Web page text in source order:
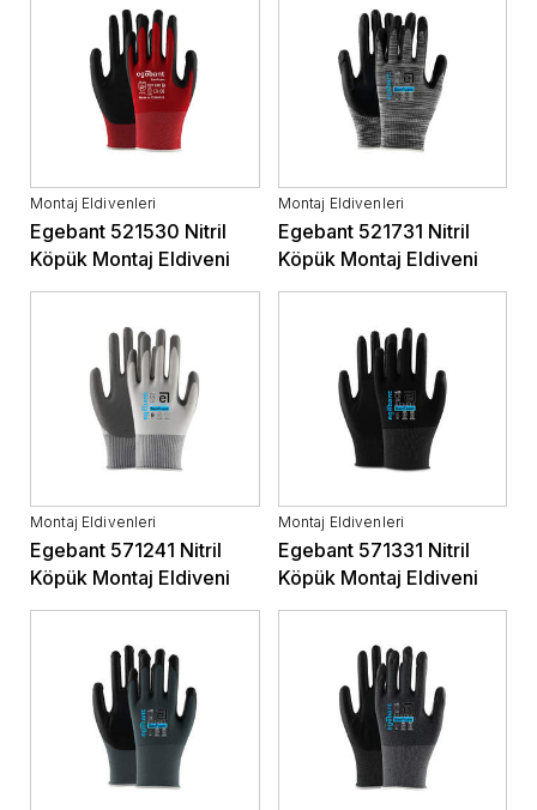
Montaj Eldivenleri
Egebant 521530 Nitril
Köpük Montaj Eldiveni
Montaj Eldivenleri
Egebant 521731 Nitril
Köpük Montaj Eldiveni
Montaj Eldivenleri
Egebant 571241 Nitril
Köpük Montaj Eldiveni
Montaj Eldivenleri
Egebant 571331 Nitril
Köpük Montaj Eldiveni